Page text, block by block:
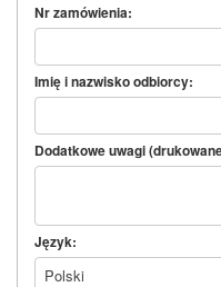
Nr zamówienia:
Imię i nazwisko odbiorcy:
Dodatkowe uwagi
Język:
Polski